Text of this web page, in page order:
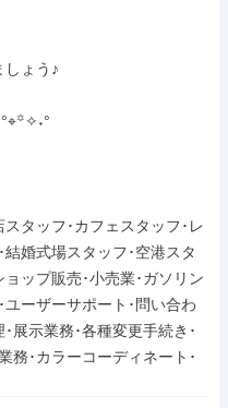
しょう♪
タッフ･カフェスタッフ･レ
婚式場スタッフ･空港スタ
ップ販売･小売業･ガソリン
ーザーサポート･問い合わ
展示業務･各種変更手続き･
務･カラーコーディネート･